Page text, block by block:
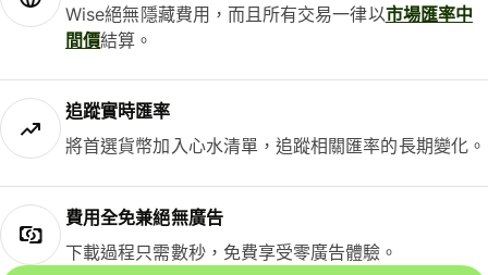
Wise絕無隱藏費用，而且所有交易一律以市場匯率中
間價結算。
追蹤實時匯率
將首選貨幣加入心水清單，追蹤相關匯率的長期變化。
費用全免兼絕無廣告
下載過程只需數秒，免費享受零廣告體驗。